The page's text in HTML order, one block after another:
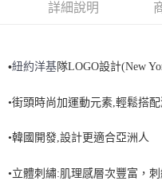
全家取貨<不支援離島取退>
7-11取貨付款<未取貨列黑名
每筆NT$60，滿NT$499(含以
宅配滿699免運
詳細說明
•紐約洋基隊LOGO設計(New
•街頭時尚加運動元素,輕鬆搭
•韓國開發,設計更適合亞洲人
•立體刺繡:肌理感層次豐富，